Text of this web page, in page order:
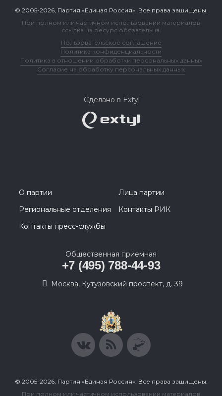
© 2005-2026, Партия «Единая Россия». Все права защищены.
При полном или частичном использовании материалов
ссылка на ресурс обязательна.
Пользовательское соглашение
Политика конфиденциальности
Политика в отношении обработки персональных данных
Согласие на обработку персональных данных
Сделано в Extyl
О партии
Лица партии
Региональные отделения
Контакты РИК
Контакты пресс-службы
Общественная приемная
+7 (495) 788-44-93
Москва, Кутузовский проспект, д. 39
© 2005-2026, Партия «Единая Россия». Все права защищены.
При полном или частичном использовании материалов